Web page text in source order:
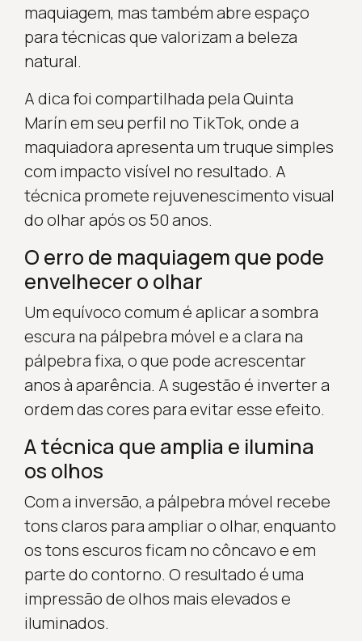
maquiagem, mas também abre espaço
para técnicas que valorizam a beleza
natural.
A dica foi compartilhada pela Quinta
Marín em seu perfil no TikTok, onde a
maquiadora apresenta um truque simples
com impacto visível no resultado. A
técnica promete rejuvenescimento visual
do olhar após os 50 anos.
O erro de maquiagem que pode
envelhecer o olhar
Um equívoco comum é aplicar a sombra
escura na pálpebra móvel e a clara na
pálpebra fixa, o que pode acrescentar
anos à aparência. A sugestão é inverter a
ordem das cores para evitar esse efeito.
A técnica que amplia e ilumina
os olhos
Com a inversão, a pálpebra móvel recebe
tons claros para ampliar o olhar, enquanto
os tons escuros ficam no côncavo e em
parte do contorno. O resultado é uma
impressão de olhos mais elevados e
iluminados.